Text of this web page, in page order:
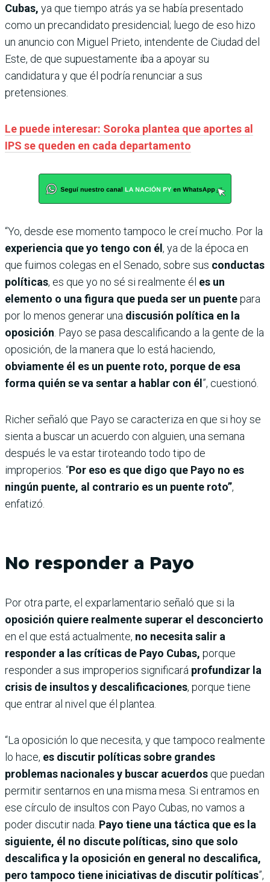
Cubas, ya que tiempo atrás ya se había presentado
como un precandidato presidencial; luego de eso hizo
un anuncio con Miguel Prieto, intendente de Ciudad del
Este, de que supuestamente iba a apoyar su
candidatura y que él podría renunciar a sus
pretensiones.
Le puede interesar: Soroka plantea que aportes al
IPS se queden en cada departamento
“Yo, desde ese momento tampoco le creí mucho. Por la
experiencia que yo tengo con él, ya de la época en
que fuimos colegas en el Senado, sobre sus conductas
políticas, es que yo no sé si realmente él es un
elemento o una figura que pueda ser un puentepara
por lo menos generar una discusión política en la
oposición . Payo se pasa descalificando a la gente de la
oposición, de la manera que lo está haciendo,
obviamente él es un puente roto, porque de esa
forma quién se va sentar a hablar con él”, cuestionó.
Richer señaló que Payo se caracteriza en que si hoy se
sienta a buscar un acuerdo con alguien, una semana
después le va estar tiroteando todo tipo de
improperios. “Por eso es que digo que Payo no es
ningún puente, al contrario es un puente roto”,
enfatizó.
No responder a Payo
Por otra parte, el exparlamentario señaló que si la
oposición quiere realmente superar el desconcierto
en el que está actualmente, no necesita salir a
responder a las críticas de Payo Cubas, porque
responder a sus improperios significará profundizar la
crisis de insultos y descalificaciones, porque tiene
que entrar al nivel que él plantea.
“La oposición lo que necesita, y que tampoco realmente
lo hace, es discutir políticas sobre grandes
problemas nacionales y buscar acuerdos que puedan
permitir sentarnos en una misma mesa. Si entramos en
ese círculo de insultos con Payo Cubas, no vamos a
poder discutir nada. Payo tiene una táctica que es la
siguiente, él no discute políticas, sino que solo
descalifica y la oposición en general no descalifica,
pero tampoco tiene iniciativas de discutir políticas”,